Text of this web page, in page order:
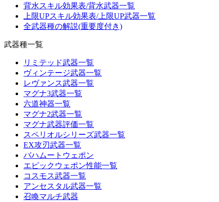
背水スキル効果表/背水武器一覧
上限UPスキル効果表/上限UP武器一覧
全武器種の解説(重要度付き)
武器種一覧
リミテッド武器一覧
ヴィンテージ武器一覧
レヴァンス武器一覧
マグナ3武器一覧
六道神器一覧
マグナ2武器一覧
マグナ武器評価一覧
スペリオルシリーズ武器一覧
EX攻刃武器一覧
バハムートウェポン
エピックウェポン性能一覧
コスモス武器一覧
アンセスタル武器一覧
召喚マルチ武器